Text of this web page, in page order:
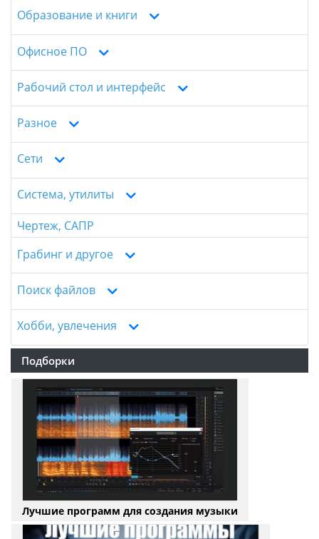
Образование и книги
Офисное ПО
Рабочий стол и интерфейс
Разное
Сети
Система, утилиты
Чертеж, САПР
Грабинг и другое
Поиск файлов
Хобби, увлечения
Подборки
Лучшие программ для создания музыки